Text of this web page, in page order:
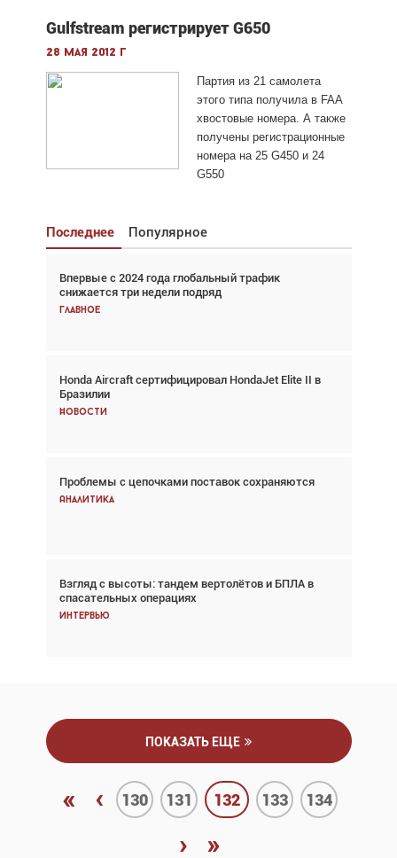
Gulfstream регистрирует G650
28 мая 2012 г
Партия из 21 самолета
этого типа получила в FAA
хвостовые номера. А также
получены регистрационные
номера на 25 G450 и 24
G550
Последнее Популярное
Впервые с 2024 года глобальный трафик
снижается три недели подряд
Главное
Honda Aircraft сертифицировал HondaJet Elite II в
Бразилии
Новости
Проблемы с цепочками поставок сохраняются
Аналитика
Взгляд с высоты: тандем вертолётов и БПЛА в
спасательных операциях
Интервью
Взгляд с высоты: тандем вертолётов и БПЛА в
спасательных операциях
Главное
Авиационный фотограф Дэйв Кох: «Фотография
говорит сама за себя... а ИИ всё портит»
Новости
Впервые с 2024 года глобальный трафик
снижается три недели подряд
Частный самолёт – это актив. Подходите к
покупке соответствующим образом
Интервью
ПОКАЗАТЬ ЕЩЕ
« ‹ 130 131 132 133 134
› »